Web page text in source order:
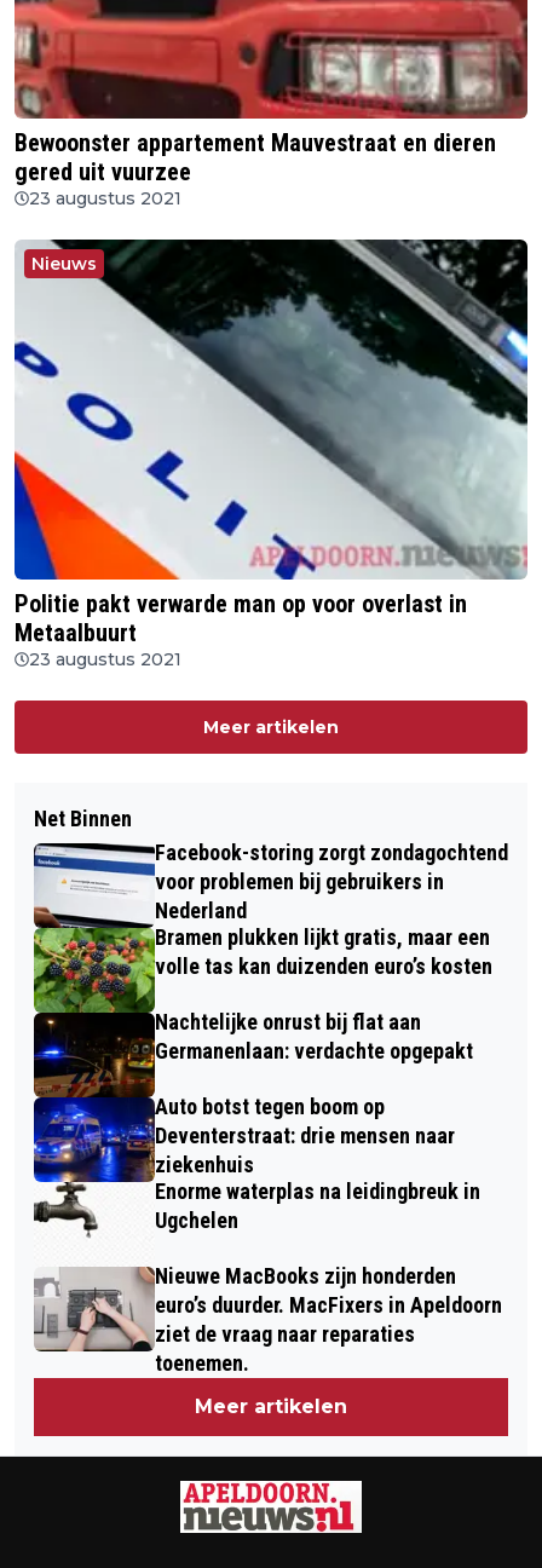
Bewoonster appartement Mauvestraat en dieren
gered uit vuurzee
23 augustus 2021
Nieuws
Politie pakt verwarde man op voor overlast in
Metaalbuurt
23 augustus 2021
Meer artikelen
Net Binnen
Facebook-storing zorgt zondagochtend
voor problemen bij gebruikers in
Nederland
Bramen plukken lijkt gratis, maar een
volle tas kan duizenden euro’s kosten
Nachtelijke onrust bij flat aan
Germanenlaan: verdachte opgepakt
Auto botst tegen boom op
Deventerstraat: drie mensen naar
ziekenhuis
Enorme waterplas na leidingbreuk in
Ugchelen
Nieuwe MacBooks zijn honderden
euro’s duurder. MacFixers in Apeldoorn
ziet de vraag naar reparaties
toenemen.
Meer artikelen